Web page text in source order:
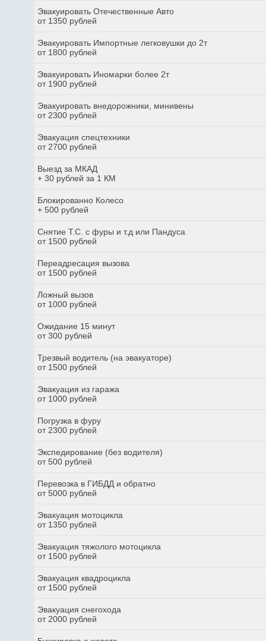
Эвакуировать Отечественные Авто
от 1350 рублей
Эвакуировать Импортные легковушки до 2т
от 1800 рублей
Эвакуировать Иномарки более 2т
от 1900 рублей
Эвакуировать внедорожники, минивены
от 2300 рублей
Эвакуация спецтехники
от 2700 рублей
Выезд за МКАД
+ 30 рублей за 1 КМ
Блокированно Колесо
+ 500 рублей
Снятие Т.С. с фуры и т.д или Пандуса
от 1500 рублей
Переадресация вызова
от 1500 рублей
Ложный вызов
от 1000 рублей
Ожидание 15 минут
от 300 рублей
Трезвый водитель (на эвакуаторе)
от 1500 рублей
Эвакуация из гаража
от 1000 рублей
Погрузка в фуру
от 2300 рублей
Экспедирование (без водителя)
от 500 рублей
Перевозка в ГИБДД и обратно
от 5000 рублей
Эвакуация мотоцикла
от 1350 рублей
Эвакуация тяжолого мотоцикла
от 1500 рублей
Эвакуация квадроцикла
от 1500 рублей
Эвакуация снегохода
от 2000 рублей